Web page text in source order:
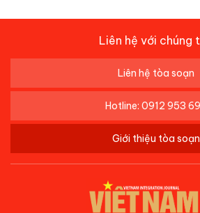
Liên hệ với chúng
Liên hệ tòa soạn
Hotline: 0912 953
Giới thiệu tòa soạn